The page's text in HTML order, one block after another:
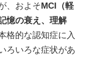
、およそMCI（軽
憶の衰え、理解
格的な認知症に入
ろいろな症状があ